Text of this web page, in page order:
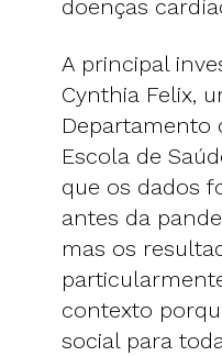
doenças
A principal
Cynthia Felix,
Departamento
Escola de
que os dados
antes da
mas os
contexto
social para